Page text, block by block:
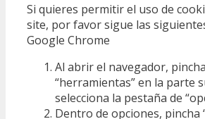
Si quieres permitir el uso de
site, por favor sigue las
Google Chrome
Al abrir el navegador, pincha
“herramientas” en la parte
selecciona la pestaña de
Dentro de opciones, pincha